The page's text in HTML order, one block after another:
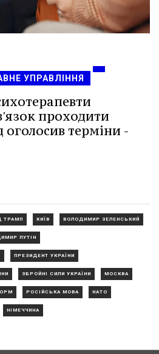
УПРАВЛІННЯ
проходити
оголосив терміни -
ТРАМП КИЇВ ВОЛОДИМИР ЗЕЛЕНСЬКИЙ
ПУТІН
ПРЕЗИДЕНТ УКРАЇНИ
ЗБРОЙНІ СИЛИ УКРАЇНИ МОСКВА
РОСІЙСЬКА МОВА НАТО
НІМЕЧЧИНА